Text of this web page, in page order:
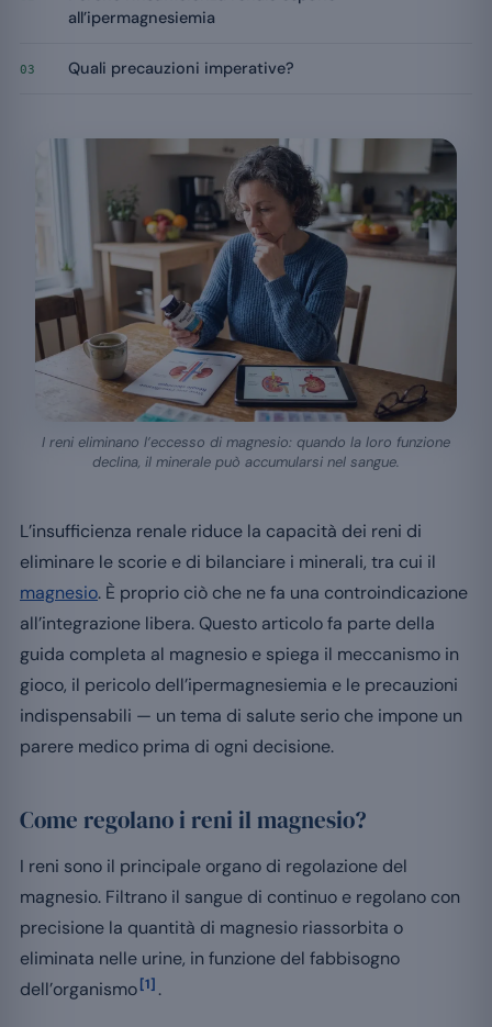
all’ipermagnesiemia
03 Quali precauzioni imperative?
I reni eliminano l’eccesso di magnesio: quando la loro funzione
declina, il minerale può accumularsi nel sangue.
L’insufficienza renale riduce la capacità dei reni di
eliminare le scorie e di bilanciare i minerali, tra cui il
magnesio. È proprio ciò che ne fa una controindicazione
all’integrazione libera. Questo articolo fa parte della
guida completa al magnesio e spiega il meccanismo in
gioco, il pericolo dell’ipermagnesiemia e le precauzioni
indispensabili — un tema di salute serio che impone un
parere medico prima di ogni decisione.
Come regolano i reni il magnesio?
I reni sono il principale organo di regolazione del
magnesio. Filtrano il sangue di continuo e regolano con
precisione la quantità di magnesio riassorbita o
eliminata nelle urine, in funzione del fabbisogno
dell’organismo[1] .